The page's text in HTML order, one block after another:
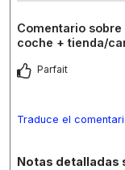
Comentario
coche + tienda/
Parfait
Traduce el
Notas detalladas